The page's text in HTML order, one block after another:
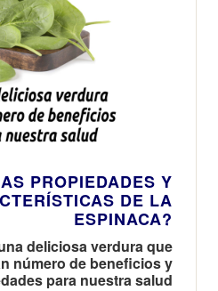
PROPIEDADES Y
DE LA
ESPINACA?
deliciosa verdura que
número de beneficios y
para nuestra salud